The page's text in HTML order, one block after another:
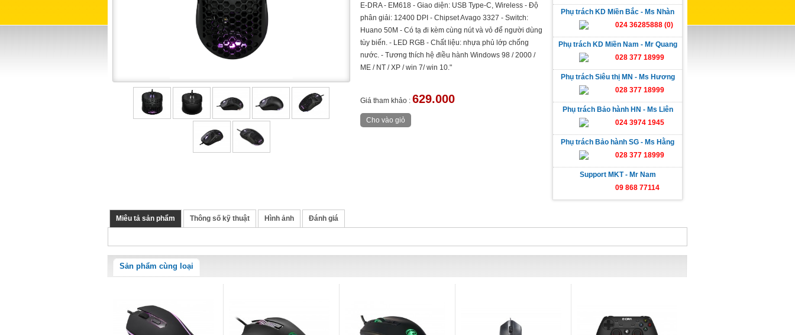
Phụ trách KD Miền Bắc - Ms Nhàn
024 36285888 (0)
Phụ trách KD Miền Nam - Mr Quang
028 377 18999
Phụ trách Siêu thị MN - Ms Hương
028 377 18999
Phụ trách Bảo hành HN - Ms Liên
024 3974 1945
Phụ trách Bảo hành SG - Ms Hằng
028 377 18999
Support MKT - Mr Nam
09 868 77114
E-DRA - EM618 - Giao diện: USB Type-C, Wireless - Độ
phân giải: 12400 DPI - Chipset Avago 3327 - Switch:
Huano 50M - Có tạ đi kèm cùng nút và vỏ để người dùng
tùy biến. - LED RGB - Chất liệu: nhựa phủ lớp chống
nước. - Tương thích hệ điều hành Windows 98 / 2000 /
ME / NT / XP / win 7/ win 10."
Giá tham khảo : 629.000
Miêu tả sản phẩm Thông số kỹ thuật Hình ảnh Đánh giá
Sản phẩm cùng loại